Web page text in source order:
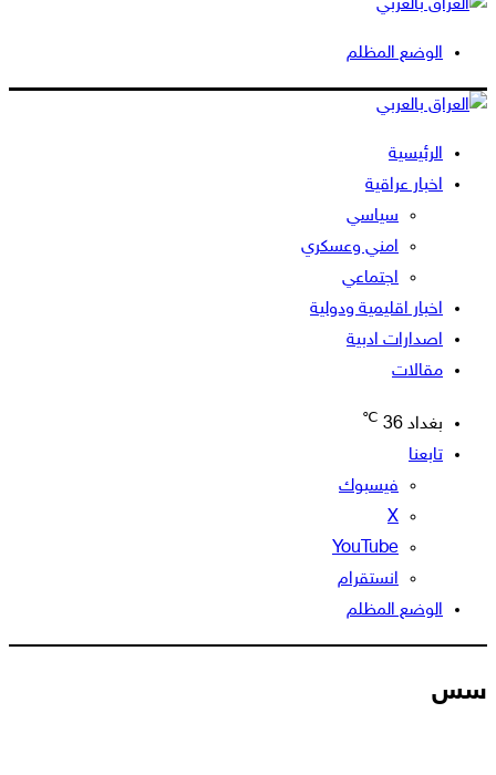
الوضع المظلم
الرئيسية
اخبار عراقية
سياسي
امني وعسكري
اجتماعي
اخبار اقليمية ودولية
اصدارات ادبية
مقالات
بغداد 36
℃
تابعنا
فيسبوك
‫X
‫YouTube
انستقرام
الوضع المظلم
سس